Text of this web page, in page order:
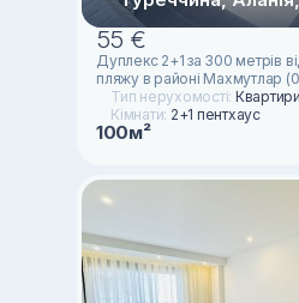
55 €
Дуплекс 2+1 за 300 метрів
пляжу в районі Махмутлар
Тип нерухомості: Квартири
Кімнати: 2+1 пентхаус
100м²